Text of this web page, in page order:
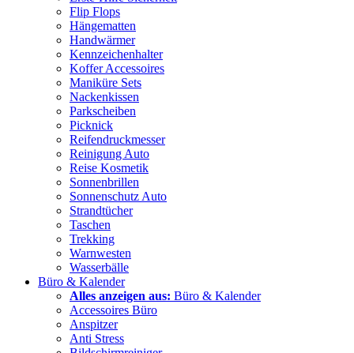
Flip Flops
Hängematten
Handwärmer
Kennzeichenhalter
Koffer Accessoires
Maniküre Sets
Nackenkissen
Parkscheiben
Picknick
Reifendruckmesser
Reinigung Auto
Reise Kosmetik
Sonnenbrillen
Sonnenschutz Auto
Strandtücher
Taschen
Trekking
Warnwesten
Wasserbälle
Büro & Kalender
Alles anzeigen aus: Büro & Kalender
Accessoires Büro
Anspitzer
Anti Stress